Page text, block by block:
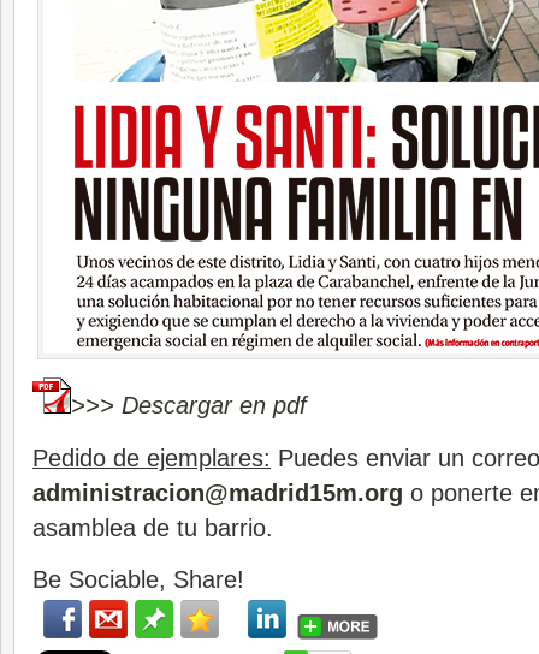
>>> Descargar en pdf
Pedido de ejemplares: Puedes enviar un
administracion@madrid15m.org o ponerte
asamblea de tu barrio.
Be Sociable, Share!